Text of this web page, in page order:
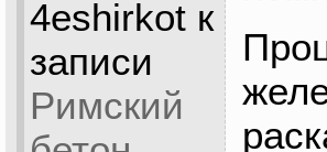
4eshirkotк
записи
Римский